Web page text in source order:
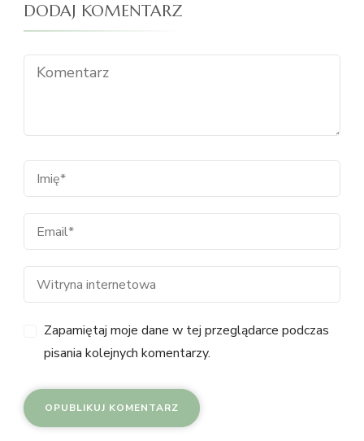
DODAJ KOMENTARZ
Zapamiętaj moje dane w tej przeglądarce podczas
pisania kolejnych komentarzy.